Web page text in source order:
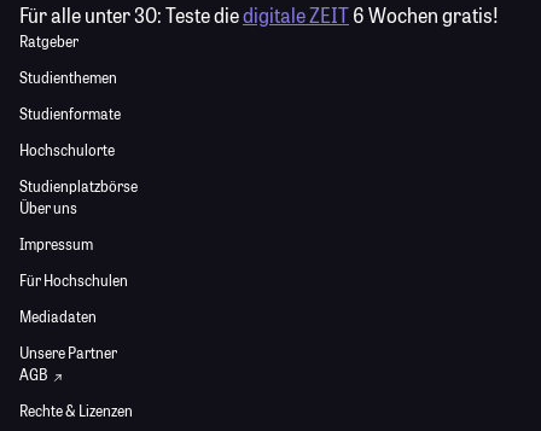
Für alle unter 30:Teste diedigitale ZEIT6 Wochen gratis!
Ratgeber
Studienthemen
Studienformate
Hochschulorte
Studienplatzbörse
Über uns
Impressum
Für Hochschulen
Mediadaten
Unsere Partner
AGB
Rechte & Lizenzen